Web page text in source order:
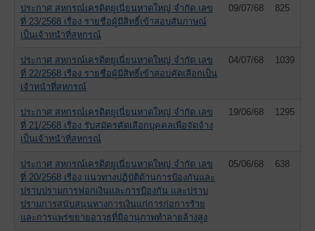
ประกาศ สหกรณ์เครดิตยูเนี่ยนหาดใหญ่ จำกัด เลข
ที่ 23/2568 เรื่อง รายชื่อผู้มีสิทธิ์เข้าสอบสัมภาษณ์
เป็นเจ้าหน้าที่สหกรณ์
09/07/68 825
ประกาศ สหกรณ์เครดิตยูเนี่ยนหาดใหญ่ จำกัด เลข
ที่ 22/2568 เรื่อง รายชื่อผู้มีสิทธิ์เข้าสอบคัดเลือกเป็น
เจ้าหน้าที่สหกรณ์
04/07/68 1039
ประกาศ สหกรณ์เครดิตยูเนี่ยนหาดใหญ่ จำกัด เลข
ที่ 21/2568 เรื่อง รับสมัครคัดเลือกบุคคลเพื่อจัดจ้าง
เป็นเจ้าหน้าที่สหกรณ์
19/06/68 1295
ประกาศ สหกรณ์เครดิตยูเนี่ยนหาดใหญ่ จำกัด เลข
ที่ 20/2568 เรื่อง แนวทางปฏิบัติด้านการป้องกันและ
ปราบปรามการฟอกเงินและการป้องกัน และปราบ
ปรามการสนับสนุนทางการเงินแก่การก่อการร้าย
และการแพร่ขยายอาวุธที่มีอานุภาพทำลายล้างสูง
05/06/68 638